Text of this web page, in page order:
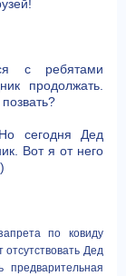
с ребятами
продолжать.
сегодня Дед
Вот я от него
по ковиду
Дед